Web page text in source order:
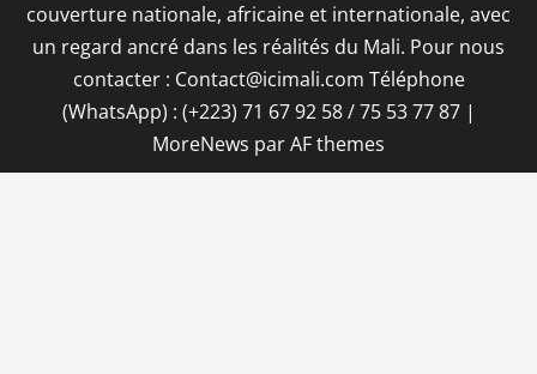
couverture nationale, africaine et internationale, avec
un regard ancré dans les réalités du Mali. Pour nous
contacter : Contact@icimali.com Téléphone
(WhatsApp) : (+223) 71 67 92 58 / 75 53 77 87 |
MoreNews par AF themes